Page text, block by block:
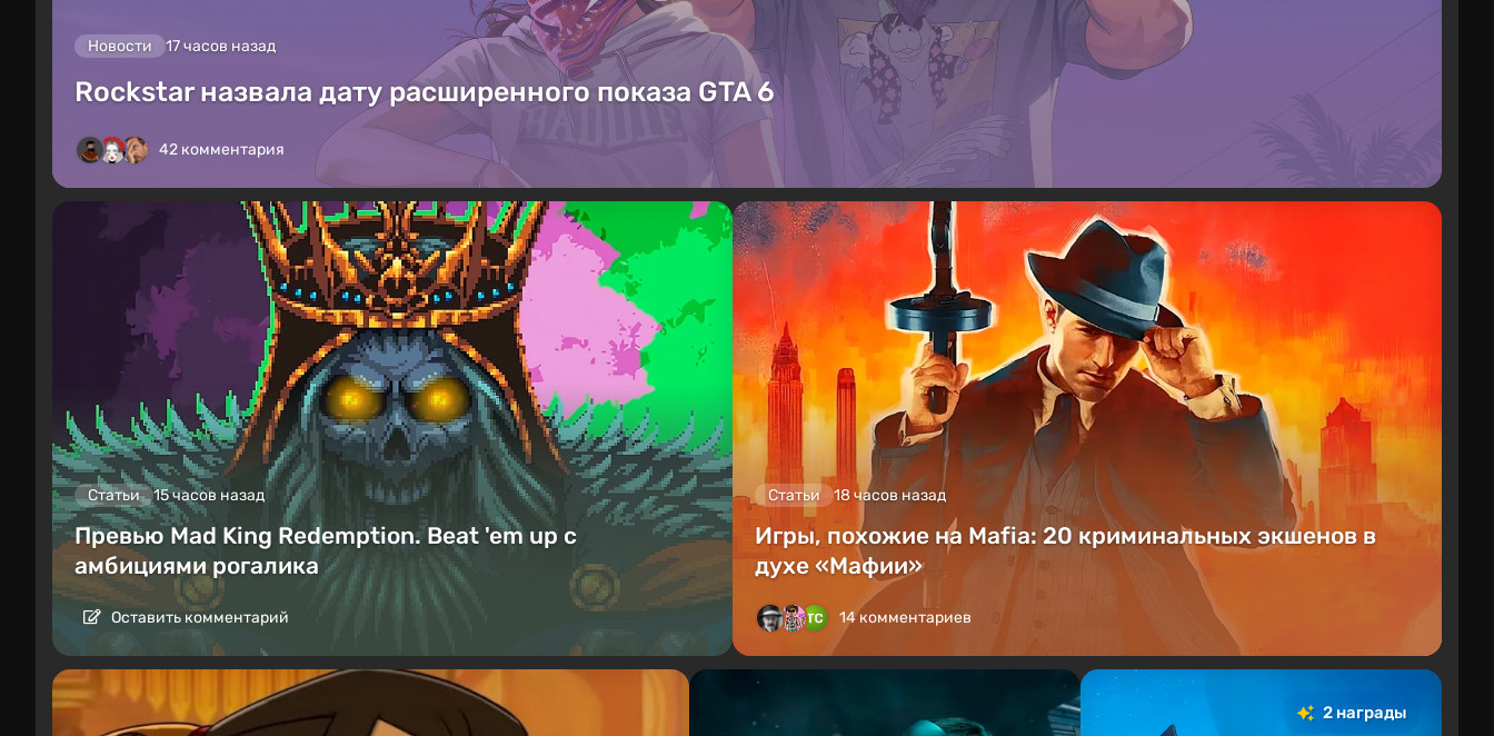
Новости 17 часов назад
Rockstar назвала дату расширенного показа GTA 6
42 комментария
Статьи 15 часов назад
Превью Mad King Redemption. Beat 'em up с
амбициями рогалика
Оставить комментарий
Статьи 18 часов назад
Игры, похожие на Mafia: 20 криминальных экшенов в
духе «Мафии»
14 комментариев
2 награды